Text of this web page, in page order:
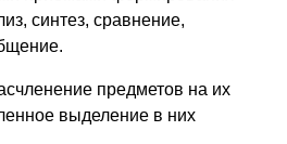
синтез, сравнение,
предметов на их
выделение в них